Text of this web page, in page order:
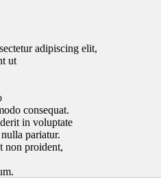
adipiscing elit,
ut
consequat.
in voluptate
pariatur.
non proident,